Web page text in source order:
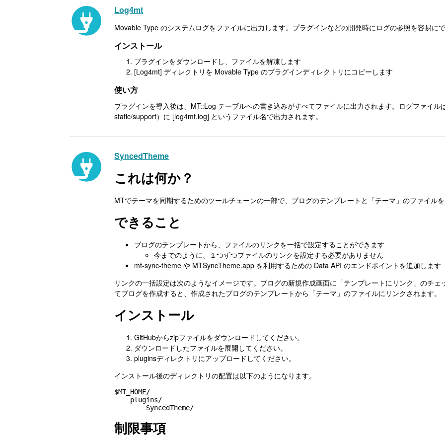
Log4mt
Movable Type のシステムログをファイルに出力します。プラグインなどの開発時にログの参照を容易にで
インストール
プラグインをダウンロードし、ファイルを解凍します
[Log4mt] ディレクトリを Movable Type のプラグインディレクトリにコピーします
使い方
プラグインを導入後は、MT::Log テーブルへの書き込みがすべてファイルに出力されます。ログファイ
static/support）に [log4mt.log] というファイル名で出力されます。
SyncedTheme
これは何か？
MTでテーマを同期するためのツールチェーンの一部で、ブログのテンプレートと「テーマ」のファイル
できること
ブログのテンプレートから、ファイルのリンクを一括で設定することができます
今までのように、１つずつファイルのリンクを設定する必要がありません
mt-sync-theme や MTSyncTheme.app を利用するための Data API のエンドポイントを追加します
リンクの一括設定は次のようなイメージです。ブログの新規作成画面に「テンプレートにリンク」のチ
てブログを作成すると、作成されたブログのテンプレートから「テーマ」のファイルにリンクされます。
インストール
GitHubからzipファイルをダウンロードしてください。
ダウンロードしたファイルを展開してください。
pluginsディレクトリにアップロードしてください。
インストール後のディレクトリの配置は以下のようになります。
$MT_HOME/
制限事項